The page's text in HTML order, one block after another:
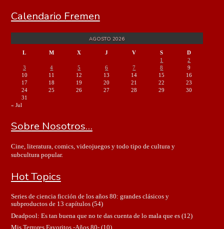
Calendario Fremen
AGOSTO 2026
L M X J V S
D
1
2
3
4 5 6 7 8
9
10
11 12 13 14 15
16
17
18 19 20 21 22
23
24
25 26 27 28 29
30
31
« Jul
Sobre Nosotros…
Cine, literatura, comics, videojuegos y todo tipo de cultura y
subcultura popular.
Hot Topics
Series de ciencia ficción de los años 80: grandes clásicos y
subproductos de 13 capítulos(54)
Deadpool: Es tan buena que no te das cuenta de lo mala que es(12)
Mis Terrores Favoritos -Años 80-(10)